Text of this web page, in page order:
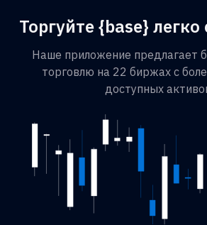
Торгуйте {base} легко
Наше приложение предлагает
торговлю на 22 биржах с
доступных